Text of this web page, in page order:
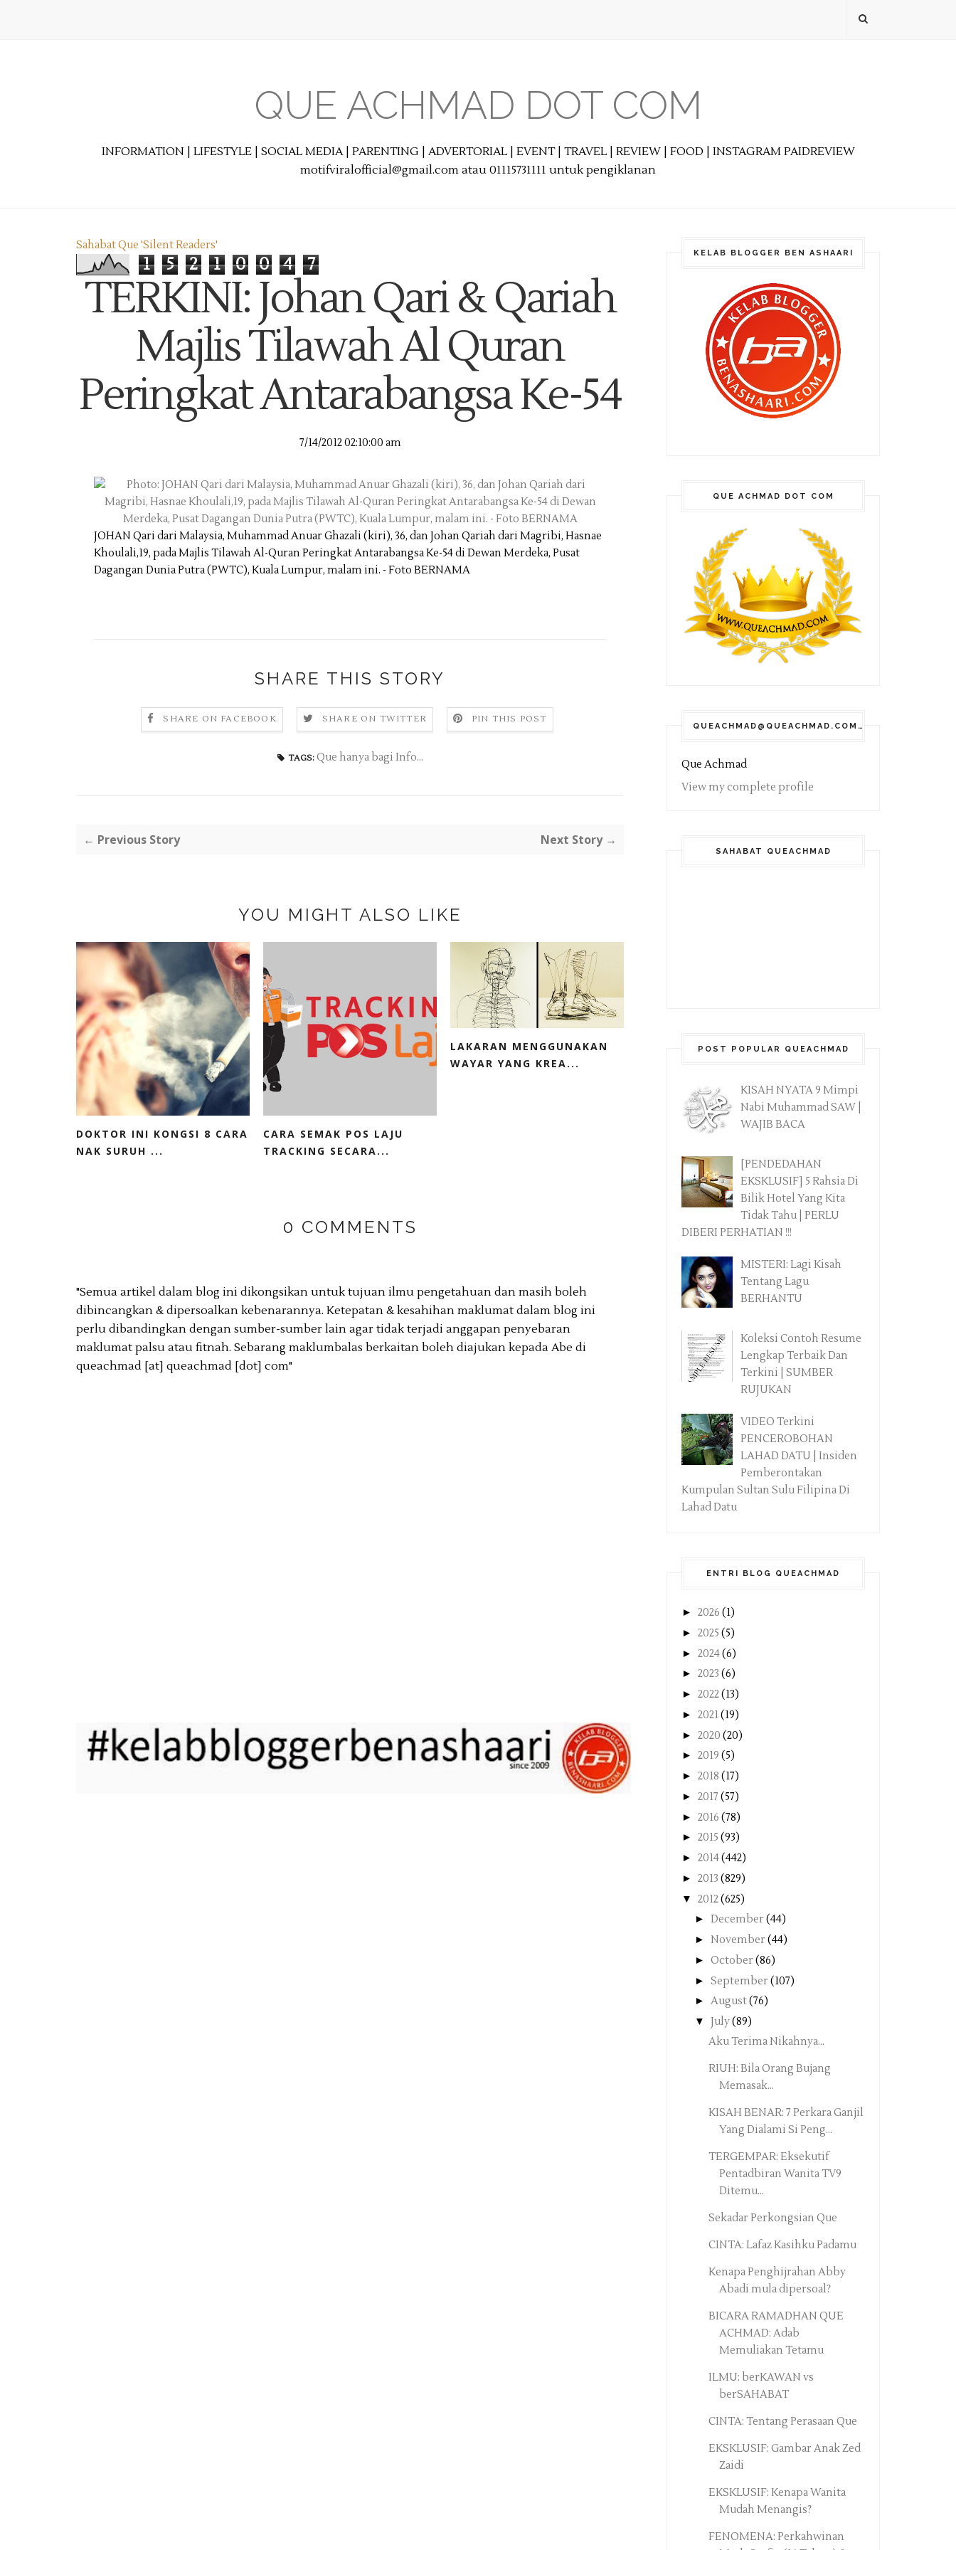
QUE ACHMAD DOT COM
INFORMATION | LIFESTYLE | SOCIAL MEDIA | PARENTING | ADVERTORIAL | EVENT | TRAVEL | REVIEW | FOOD | INSTAGRAM PAIDREVIEW
motifviralofficial@gmail.com atau 01115731111 untuk pengiklanan
Sahabat Que 'Silent Readers'
1 5 2 1 0 0 4 7
TERKINI: Johan Qari & Qariah
Majlis Tilawah Al Quran
Peringkat Antarabangsa Ke-54
7/14/2012 02:10:00 am
JOHAN Qari dari Malaysia, Muhammad Anuar Ghazali (kiri), 36, dan Johan Qariah dari Magribi, Hasnae
Khoulali,19, pada Majlis Tilawah Al-Quran Peringkat Antarabangsa Ke-54 di Dewan Merdeka, Pusat
Dagangan Dunia Putra (PWTC), Kuala Lumpur, malam ini. - Foto BERNAMA
SHARE THIS STORY
SHARE ON FACEBOOK SHARE ON TWITTER PIN THIS POST
TAGS: Que hanya bagi Info...
← Previous Story Next Story →
YOU MIGHT ALSO LIKE
DOKTOR INI KONGSI 8 CARA
NAK SURUH ...
CARA SEMAK POS LAJU
TRACKING SECARA...
LAKARAN MENGGUNAKAN
WAYAR YANG KREA...
0 COMMENTS
"Semua artikel dalam blog ini dikongsikan untuk tujuan ilmu pengetahuan dan masih boleh
dibincangkan & dipersoalkan kebenarannya. Ketepatan & kesahihan maklumat dalam blog ini
perlu dibandingkan dengan sumber-sumber lain agar tidak terjadi anggapan penyebaran
maklumat palsu atau fitnah. Sebarang maklumbalas berkaitan boleh diajukan kepada Abe di
queachmad [at] queachmad [dot] com"
KELAB BLOGGER BEN ASHAARI
QUE ACHMAD DOT COM
QUEACHMAD@QUEACHMAD.COM
Que Achmad
View my complete profile
SAHABAT QUEACHMAD
POST POPULAR QUEACHMAD
KISAH NYATA 9 Mimpi
Nabi Muhammad SAW |
WAJIB BACA
[PENDEDAHAN
EKSKLUSIF] 5 Rahsia Di
Bilik Hotel Yang Kita
Tidak Tahu | PERLU
DIBERI PERHATIAN !!!
MISTERI: Lagi Kisah
Tentang Lagu
BERHANTU
Koleksi Contoh Resume
Lengkap Terbaik Dan
Terkini | SUMBER
RUJUKAN
VIDEO Terkini
PENCEROBOHAN
LAHAD DATU | Insiden
Pemberontakan
Kumpulan Sultan Sulu Filipina Di
Lahad Datu
ENTRI BLOG QUEACHMAD
► 2026 (1)
► 2025 (5)
► 2024(6)
► 2023 (6)
► 2022(13)
► 2021(19)
► 2020 (20)
► 2019 (5)
► 2018 (17)
► 2017 (57)
► 2016 (78)
► 2015 (93)
► 2014(442)
► 2013 (829)
▼ 2012(625)
► December(44)
► November(44)
► October(86)
► September(107)
► August(76)
▼ July(89)
Aku Terima Nikahnya...
RIUH: Bila Orang Bujang
Memasak...
KISAH BENAR: 7 Perkara Ganjil
Yang Dialami Si Peng...
TERGEMPAR: Eksekutif
Pentadbiran Wanita TV9
Ditemu...
Sekadar Perkongsian Que
CINTA: Lafaz Kasihku Padamu
Kenapa Penghijrahan Abby
Abadi mula dipersoal?
BICARA RAMADHAN QUE
ACHMAD: Adab
Memuliakan Tetamu
ILMU: berKAWAN vs
berSAHABAT
CINTA: Tentang Perasaan Que
EKSKLUSIF: Gambar Anak Zed
Zaidi
EKSKLUSIF: Kenapa Wanita
Mudah Menangis?
FENOMENA: Perkahwinan